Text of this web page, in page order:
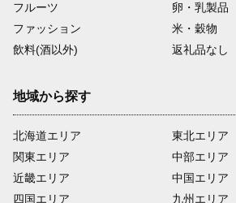
フルーツ
卵・乳製品
ファッション
米・穀物
飲料(酒以外)
返礼品なし
地域から探す
北海道エリア
関東エリア
近畿エリア
四国エリア
東北エリア
中部エリア
中国エリア
九州エリア